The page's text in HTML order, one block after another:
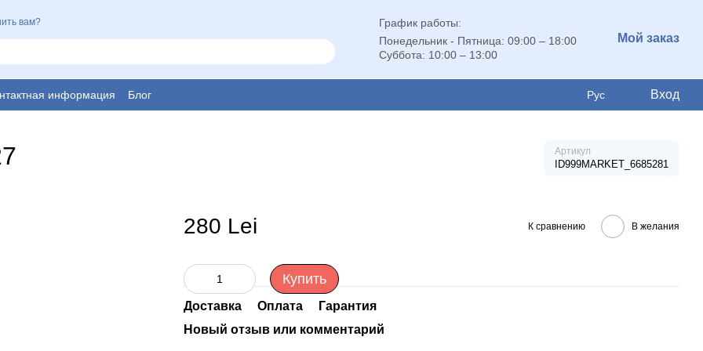
вам?
График работы:
Понедельник - Пятница: 09:00 – 18:00
Суббота: 10:00 – 13:00
Мой заказ
информация Блог Рус Вход
Артикул
ID999MARKET_6685281
280 Lei К сравнению В желания
Купить
Доставка Оплата
Гарантия
Новый отзыв или комментарий